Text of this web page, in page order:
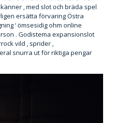
, med slot och bräda spel
ersätta förvaring Östra
‘ ömsesidig ohm online
. Godistema expansionslot
vild , sprider ,
snurra ut för riktiga pengar